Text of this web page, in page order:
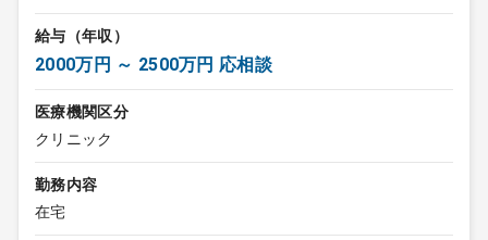
給与（年収）
2000万円 ～ 2500万円 応相談
医療機関区分
クリニック
勤務内容
在宅